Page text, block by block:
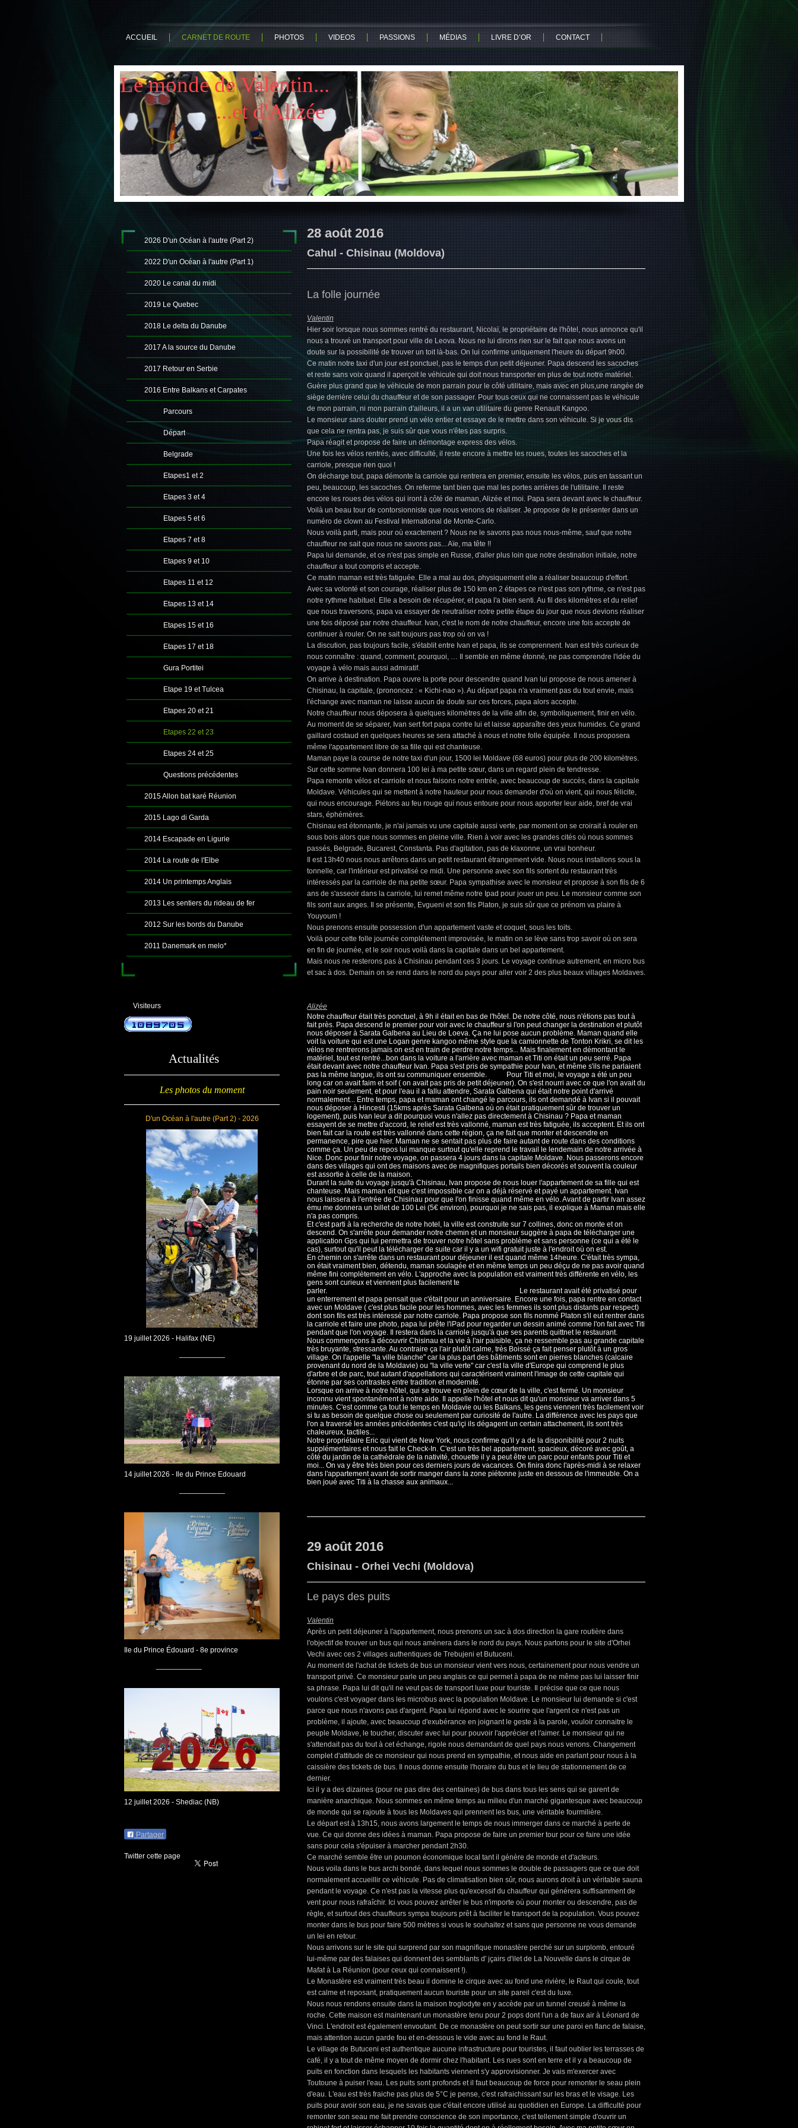
ACCUEIL CARNET DE ROUTE PHOTOS VIDEOS PASSIONS MÉDIAS LIVRE D’OR CONTACT
Le monde de Valentin...
...et d'Alizée
2026 D'un Océan à l'autre (Part 2)
2022 D'un Océan à l'autre (Part 1)
2020 Le canal du midi
2019 Le Quebec
2018 Le delta du Danube
2017 A la source du Danube
2017 Retour en Serbie
2016 Entre Balkans et Carpates
Parcours
Départ
Belgrade
Etapes1 et 2
Etapes 3 et 4
Etapes 5 et 6
Etapes 7 et 8
Etapes 9 et 10
Etapes 11 et 12
Etapes 13 et 14
Etapes 15 et 16
Etapes 17 et 18
Gura Portitei
Etape 19 et Tulcea
Etapes 20 et 21
Etapes 22 et 23
Etapes 24 et 25
Questions précédentes
2015 Allon bat karé Réunion
2015 Lago di Garda
2014 Escapade en Ligurie
2014 La route de l'Elbe
2014 Un printemps Anglais
2013 Les sentiers du rideau de fer
2012 Sur les bords du Danube
2011 Danemark en melo*
Visiteurs
Actualités
Les photos du moment
D'un Océan à l'autre (Part 2) - 2026
19 juillet 2026 - Halifax (NE)
14 juillet 2026 - Ile du Prince Edouard
Ile du Prince Édouard - 8e province
12 juillet 2026 - Shediac (NB)
Partager
Twitter cette page
28 août 2016
Cahul - Chisinau (Moldova)
La folle journée
Valentin
Hier soir lorsque nous sommes rentré du restaurant, Nicolaï, le propriétaire de l'hôtel, nous annonce qu'il
nous a trouvé un transport pour ville de Leova. Nous ne lui dirons rien sur le fait que nous avons un
doute sur la possibilité de trouver un toit là-bas. On lui confirme uniquement l'heure du départ 9h00.
Ce matin notre taxi d'un jour est ponctuel, pas le temps d'un petit déjeuner. Papa descend les sacoches
et reste sans voix quand il aperçoit le véhicule qui doit nous transporter en plus de tout notre matériel.
Guère plus grand que le véhicule de mon parrain pour le côté utilitaire, mais avec en plus,une rangée de
siège derrière celui du chauffeur et de son passager. Pour tous ceux qui ne connaissent pas le véhicule
de mon parrain, ni mon parrain d'ailleurs, il a un van utilitaire du genre Renault Kangoo.
Le monsieur sans douter prend un vélo entier et essaye de le mettre dans son véhicule. Si je vous dis
que cela ne rentra pas, je suis sûr que vous n'êtes pas surpris.
Papa réagit et propose de faire un démontage express des vélos.
Une fois les vélos rentrés, avec difficulté, il reste encore à mettre les roues, toutes les sacoches et la
carriole, presque rien quoi !
On décharge tout, papa démonte la carriole qui rentrera en premier, ensuite les vélos, puis en tassant un
peu, beaucoup, les sacoches. On referme tant bien que mal les portes arrières de l'utilitaire. Il reste
encore les roues des vélos qui iront à côté de maman, Alizée et moi. Papa sera devant avec le chauffeur.
Voilà un beau tour de contorsionniste que nous venons de réaliser. Je propose de le présenter dans un
numéro de clown au Festival International de Monte-Carlo.
Nous voilà parti, mais pour où exactement ? Nous ne le savons pas nous nous-même, sauf que notre
chauffeur ne sait que nous ne savons pas... Aïe, ma tête !!
Papa lui demande, et ce n'est pas simple en Russe, d'aller plus loin que notre destination initiale, notre
chauffeur a tout compris et accepte.
Ce matin maman est très fatiguée. Elle a mal au dos, physiquement elle a réaliser beaucoup d'effort.
Avec sa volonté et son courage, réaliser plus de 150 km en 2 étapes ce n'est pas son rythme, ce n'est pas
notre rythme habituel. Elle a besoin de récupérer, et papa l'a bien senti. Au fil des kilomètres et du relief
que nous traversons, papa va essayer de neutraliser notre petite étape du jour que nous devions réaliser
une fois déposé par notre chauffeur. Ivan, c'est le nom de notre chauffeur, encore une fois accepte de
continuer à rouler. On ne sait toujours pas trop où on va !
La discution, pas toujours facile, s'établit entre Ivan et papa, ils se comprennent. Ivan est très curieux de
nous connaître : quand, comment, pourquoi, … Il semble en même étonné, ne pas comprendre l'idée du
voyage à vélo mais aussi admiratif.
On arrive à destination. Papa ouvre la porte pour descendre quand Ivan lui propose de nous amener à
Chisinau, la capitale, (prononcez : « Kichi-nao »). Au départ papa n'a vraiment pas du tout envie, mais
l'échange avec maman ne laisse aucun de doute sur ces forces, papa alors accepte.
Notre chauffeur nous déposera à quelques kilomètres de la ville afin de, symboliquement, finir en vélo.
Au moment de se séparer, Ivan sert fort papa contre lui et laisse apparaître des yeux humides. Ce grand
gaillard costaud en quelques heures se sera attaché à nous et notre folle équipée. Il nous proposera
même l'appartement libre de sa fille qui est chanteuse.
Maman paye la course de notre taxi d'un jour, 1500 lei Moldave (68 euros) pour plus de 200 kilomètres.
Sur cette somme Ivan donnera 100 lei à ma petite sœur, dans un regard plein de tendresse.
Papa remonte vélos et carriole et nous faisons notre entrée, avec beaucoup de succès, dans la capitale
Moldave. Véhicules qui se mettent à notre hauteur pour nous demander d'où on vient, qui nous félicite,
qui nous encourage. Piétons au feu rouge qui nous entoure pour nous apporter leur aide, bref de vrai
stars, éphémères.
Chisinau est étonnante, je n'ai jamais vu une capitale aussi verte, par moment on se croirait à rouler en
sous bois alors que nous sommes en pleine ville. Rien à voir avec les grandes cités où nous sommes
passés, Belgrade, Bucarest, Constanta. Pas d'agitation, pas de klaxonne, un vrai bonheur.
Il est 13h40 nous nous arrêtons dans un petit restaurant étrangement vide. Nous nous installons sous la
tonnelle, car l'intérieur est privatisé ce midi. Une personne avec son fils sortent du restaurant très
intéressés par la carriole de ma petite sœur. Papa sympathise avec le monsieur et propose à son fils de 6
ans de s'asseoir dans la carriole, lui remet même notre Ipad pour jouer un peu. Le monsieur comme son
fils sont aux anges. Il se présente, Evgueni et son fils Platon, je suis sûr que ce prénom va plaire à
Youyoum !
Nous prenons ensuite possession d'un appartement vaste et coquet, sous les toits.
Voilà pour cette folle journée complétement improvisée, le matin on se lève sans trop savoir où on sera
en fin de journée, et le soir nous voilà dans la capitale dans un bel appartement.
Mais nous ne resterons pas à Chisinau pendant ces 3 jours. Le voyage continue autrement, en micro bus
et sac à dos. Demain on se rend dans le nord du pays pour aller voir 2 des plus beaux villages Moldaves.
Alizée
Notre chauffeur était très ponctuel, à 9h il était en bas de l'hôtel. De notre côté, nous n'étions pas tout à
fait près. Papa descend le premier pour voir avec le chauffeur si l'on peut changer la destination et plutôt
nous déposer à Sarata Galbena au Lieu de Loeva. Ça ne lui pose aucun problème. Maman quand elle
voit la voiture qui est une Logan genre kangoo même style que la camionnette de Tonton Krikri, se dit les
vélos ne rentrerons jamais on est en train de perdre notre temps... Mais finalement en démontant le
matériel, tout est rentré...bon dans la voiture a l'arrière avec maman et Titi on était un peu serré. Papa
était devant avec notre chauffeur Ivan. Papa s'est pris de sympathie pour Ivan, et même s'ils ne parlaient
pas la même langue, ils ont su communiquer ensemble. Pour Titi et moi, le voyage a été un peu
long car on avait faim et soif ( on avait pas pris de petit déjeuner). On s'est nourri avec ce que l'on avait du
pain noir seulement, et pour l'eau il a fallu attendre, Sarata Galbena qui était notre point d'arrivé
normalement... Entre temps, papa et maman ont changé le parcours, ils ont demandé à Ivan si il pouvait
nous déposer à Hincesti (15kms après Sarata Galbena où on était pratiquement sûr de trouver un
logement), puis Ivan leur a dit pourquoi vous n'allez pas directement à Chisinau ? Papa et maman
essayent de se mettre d'accord, le relief est très vallonné, maman est très fatiguée, ils acceptent. Et ils ont
bien fait car la route est très vallonné dans cette région, ça ne fait que monter et descendre en
permanence, pire que hier. Maman ne se sentait pas plus de faire autant de route dans des conditions
comme ça. Un peu de repos lui manque surtout qu'elle reprend le travail le lendemain de notre arrivée à
Nice. Donc pour finir notre voyage, on passera 4 jours dans la capitale Moldave. Nous passerons encore
dans des villages qui ont des maisons avec de magnifiques portails bien décorés et souvent la couleur
est assortie à celle de la maison.
Durant la suite du voyage jusqu'à Chisinau, Ivan propose de nous louer l'appartement de sa fille qui est
chanteuse. Mais maman dit que c'est impossible car on a déjà réservé et payé un appartement. Ivan
nous laissera à l'entrée de Chisinau pour que l'on finisse quand même en vélo. Avant de partir Ivan assez
ému me donnera un billet de 100 Lei (5€ environ), pourquoi je ne sais pas, il explique à Maman mais elle
n'a pas compris.
Et c'est parti à la recherche de notre hotel, la ville est construite sur 7 collines, donc on monte et on
descend. On s'arrête pour demander notre chemin et un monsieur suggère à papa de télécharger une
application Gps qui lui permettra de trouver notre hôtel sans problème et sans personne (ce qui a été le
cas), surtout qu'il peut la télécharger de suite car il y a un wifi gratuit juste à l'endroit où on est.
En chemin on s'arrête dans un restaurant pour déjeuner il est quand même 14heure. C'était très sympa,
on était vraiment bien, détendu, maman soulagée et en même temps un peu déçu de ne pas avoir quand
même fini complètement en vélo. L'approche avec la population est vraiment très différente en vélo, les
gens sont curieux et viennent plus facilement te
parler. Le restaurant avait été privatisé pour
un enterrement et papa pensait que c'était pour un anniversaire. Encore une fois, papa rentre en contact
avec un Moldave ( c'est plus facile pour les hommes, avec les femmes ils sont plus distants par respect)
dont son fils est très intéressé par notre carriole. Papa propose son fils nommé Platon s'il eut rentrer dans
la carriole et faire une photo, papa lui prête l'iPad pour regarder un dessin animé comme l'on fait avec Titi
pendant que l'on voyage. Il restera dans la carriole jusqu'à que ses parents quittnet le restaurant.
Nous commençons à découvrir Chisinau et la vie à l'air paisible, ça ne ressemble pas au grande capitale
très bruyante, stressante. Au contraire ça l'air plutôt calme, très Boissé ça fait penser plutôt à un gros
village. On l'appelle "la ville blanche" car la plus part des bâtiments sont en pierres blanches (calcaire
provenant du nord de la Moldavie) ou "la ville verte" car c'est la ville d'Europe qui comprend le plus
d'arbre et de parc, tout autant d'appellations qui caractérisent vraiment l'image de cette capitale qui
étonne par ses contrastes entre tradition et modernité.
Lorsque on arrive à notre hôtel, qui se trouve en plein de cœur de la ville, c'est fermé. Un monsieur
inconnu vient spontanément à notre aide. Il appelle l'hôtel et nous dit qu'un monsieur va arriver dans 5
minutes. C'est comme ça tout le temps en Moldavie ou les Balkans, les gens viennent très facilement voir
si tu as besoin de quelque chose ou seulement par curiosité de l'autre. La différence avec les pays que
l'on a traversé les années précédentes c'est qu'içi ils dégagent un certain attachement, ils sont très
chaleureux, tactiles...
Notre propriétaire Eric qui vient de New York, nous confirme qu'il y a de la disponibilité pour 2 nuits
supplémentaires et nous fait le Check-In. C'est un très bel appartement, spacieux, décoré avec goût, a
côté du jardin de la cathédrale de la nativité, chouette il y a peut être un parc pour enfants pour Titi et
moi... On va y être très bien pour ces derniers jours de vacances. On finira donc l'après-midi à se relaxer
dans l'appartement avant de sortir manger dans la zone piétonne juste en dessous de l'immeuble. On a
bien joué avec Titi à la chasse aux animaux...
29 août 2016
Chisinau - Orhei Vechi (Moldova)
Le pays des puits
Valentin
Après un petit déjeuner à l'appartement, nous prenons un sac à dos direction la gare routière dans
l'objectif de trouver un bus qui nous amènera dans le nord du pays. Nous partons pour le site d'Orhei
Vechi avec ces 2 villages authentiques de Trebujeni et Butuceni.
Au moment de l'achat de tickets de bus un monsieur vient vers nous, certainement pour nous vendre un
transport privé. Ce monsieur parle un peu anglais ce qui permet à papa de ne même pas lui laisser finir
sa phrase. Papa lui dit qu'il ne veut pas de transport luxe pour touriste. Il précise que ce que nous
voulons c'est voyager dans les microbus avec la population Moldave. Le monsieur lui demande si c'est
parce que nous n'avons pas d'argent. Papa lui répond avec le sourire que l'argent ce n'est pas un
problème, il ajoute, avec beaucoup d'exubérance en joignant le geste à la parole, vouloir connaitre le
peuple Moldave, le toucher, discuter avec lui pour pouvoir l'apprécier et l'aimer. Le monsieur qui ne
s'attendait pas du tout à cet échange, rigole nous demandant de quel pays nous venons. Changement
complet d'attitude de ce monsieur qui nous prend en sympathie, et nous aide en parlant pour nous à la
caissière des tickets de bus. Il nous donne ensuite l'horaire du bus et le lieu de stationnement de ce
dernier.
Ici il y a des dizaines (pour ne pas dire des centaines) de bus dans tous les sens qui se garent de
manière anarchique. Nous sommes en même temps au milieu d'un marché gigantesque avec beaucoup
de monde qui se rajoute à tous les Moldaves qui prennent les bus, une véritable fourmilière.
Le départ est à 13h15, nous avons largement le temps de nous immerger dans ce marché à perte de
vue. Ce qui donne des idées à maman. Papa propose de faire un premier tour pour ce faire une idée
sans pour cela s'épuiser à marcher pendant 2h30.
Ce marché semble être un poumon économique local tant il génère de monde et d'acteurs.
Nous voila dans le bus archi bondé, dans lequel nous sommes le double de passagers que ce que doit
normalement accueillir ce véhicule. Pas de climatisation bien sûr, nous aurons droit à un véritable sauna
pendant le voyage. Ce n'est pas la vitesse plus qu'excessif du chauffeur qui générera suffisamment de
vent pour nous rafraîchir. Ici vous pouvez arrêter le bus n'importe où pour monter ou descendre, pas de
règle, et surtout des chauffeurs sympa toujours prêt à faciliter le transport de la population. Vous pouvez
monter dans le bus pour faire 500 mètres si vous le souhaitez et sans que personne ne vous demande
un lei en retour.
Nous arrivons sur le site qui surprend par son magnifique monastère perché sur un surplomb, entouré
lui-même par des falaises qui donnent des semblants d' jçairs d'ilet de La Nouvelle dans le cirque de
Mafat à La Réunion (pour ceux qui connaissent !).
Le Monastère est vraiment très beau il domine le cirque avec au fond une rivière, le Raut qui coule, tout
est calme et reposant, pratiquement aucun touriste pour un site pareil c'est du luxe.
Nous nous rendons ensuite dans la maison troglodyte en y accède par un tunnel creusé à même la
roche. Cette maison est maintenant un monastère tenu pour 2 pops dont l'un a de faux air à Léonard de
Vinci. L'endroit est également envoutant. De ce monastère on peut sortir sur une paroi en flanc de falaise,
mais attention aucun garde fou et en-dessous le vide avec au fond le Raut.
Le village de Butuceni est authentique aucune infrastructure pour touristes, il faut oublier les terrasses de
café, il y a tout de même moyen de dormir chez l'habitant. Les rues sont en terre et il y a beaucoup de
puits en fonction dans lesquels les habitants viennent s'y approvisionner. Je vais m'exercer avec
Toutoune à puiser l'eau. Les puits sont profonds et il faut beaucoup de force pour remonter le seau plein
d'eau. L'eau est très fraiche pas plus de 5°C je pense, c'est rafraichissant sur les bras et le visage. Les
puits pour avoir son eau, je ne savais que c'était encore utilisé au quotidien en Europe. La difficulté pour
remonter son seau me fait prendre conscience de son importance, c'est tellement simple d'ouvrir un